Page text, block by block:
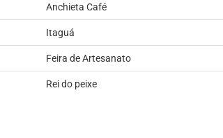
Anchieta Café
Itaguá
Feira de Artesanato
Rei do peixe